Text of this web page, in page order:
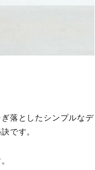
落としたシンプルなデ
です。